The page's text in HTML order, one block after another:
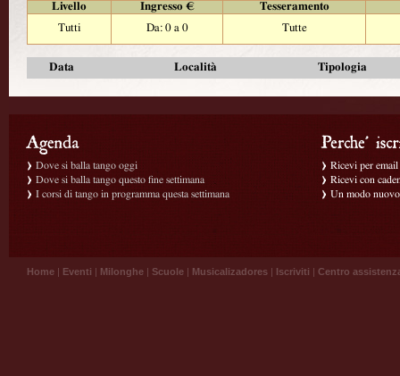
Livello
Ingresso €
Tesseramento
Tutti
Da: 0 a 0 Tutte
Data Località Tipologia
Dove si balla tango oggi
Dove si balla tango questo fine settimana
I corsi di tango in programma questa settimana
Ricevi per
Ricevi con
Un modo
Home | Eventi | Milonghe | Scuole | Musicalizadores | Iscriviti | Centro